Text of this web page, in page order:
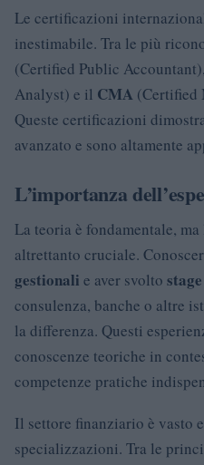
Le certificazioni
inestimabile. Tra le più
(Certified Public
Analyst) e il CMA (Certified
Queste certificazioni
avanzato e sono altamente
L’importanza
La teoria è fondamentale,
altrettanto cruciale.
gestionali e aver svolto stage
consulenza, banche o altre
la differenza. Questi
conoscenze teoriche in
competenze pratiche
Il settore finanziario è vasto
specializzazioni. Tra le